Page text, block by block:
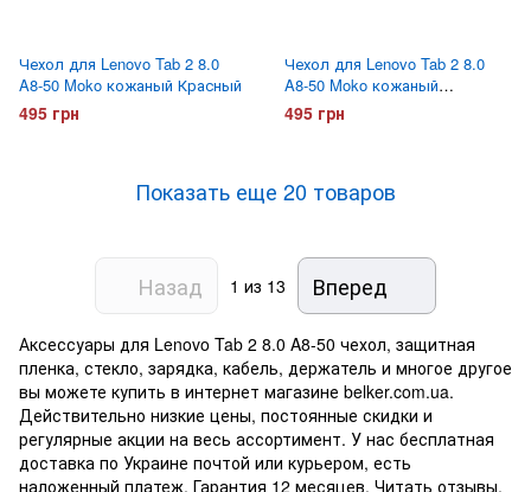
Чехол для Lenovo Tab 2 8.0
A8-50 Moko кожаный Красный
495 грн
Чехол для Lenovo Tab 2 8.0
A8-50 Moko кожаный
Малиновый
495 грн
Показать еще 20 товаров
Назад 1 из 13 Вперед
Аксессуары для Lenovo Tab 2 8.0 A8-50 чехол, защитная
пленка, стекло, зарядка, кабель, держатель и многое другое
вы можете купить в интернет магазине belker.com.ua.
Действительно низкие цены, постоянные скидки и
регулярные акции на весь ассортимент. У нас бесплатная
доставка по Украине почтой или курьером, есть
наложенный платеж. Гарантия 12 месяцев. Читать отзывы,